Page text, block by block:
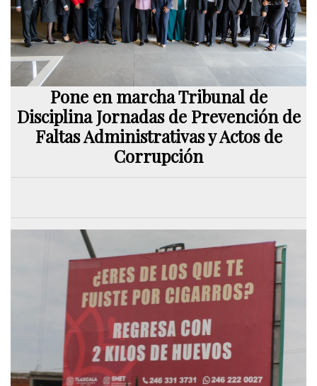
Pone en marcha Tribunal de
Disciplina Jornadas de Prevención de
Faltas Administrativas y Actos de
Corrupción